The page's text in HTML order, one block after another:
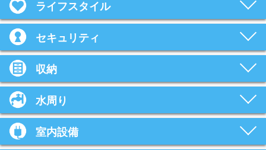
ライフスタイル
セキュリティ
収納
水周り
室内設備